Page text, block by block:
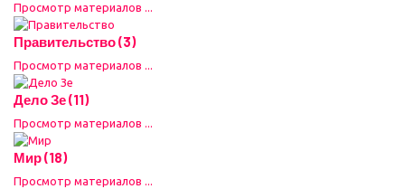
Просмотр материалов ...
Правительство (3)
Просмотр материалов ...
Дело Зе (11)
Просмотр материалов ...
Мир (18)
Просмотр материалов ...